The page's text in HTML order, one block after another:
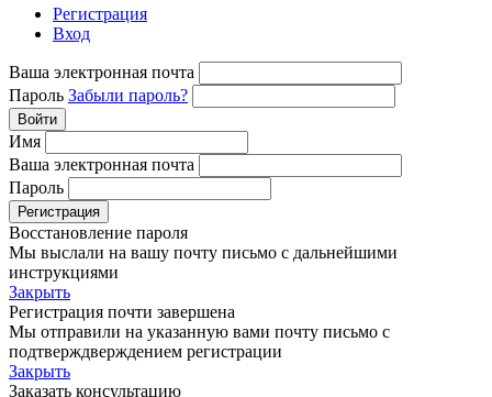
Регистрация
Вход
Ваша электронная почта
Пароль Забыли пароль?
Войти
Имя
Ваша электронная почта
Пароль
Регистрация
Восстановление пароля
Мы выслали на вашу почту письмо с дальнейшими
инструкциями
Закрыть
Регистрация почти завершена
Мы отправили на указанную вами почту письмо с
подтверждверждением регистрации
Закрыть
Заказать консультацию